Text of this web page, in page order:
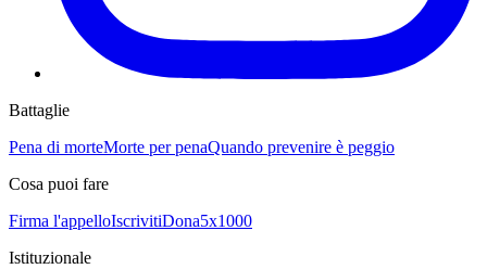
Battaglie
Pena di morteMorte per penaQuando prevenire è peggio
Cosa puoi fare
Firma l'appelloIscrivitiDona5x1000
Istituzionale